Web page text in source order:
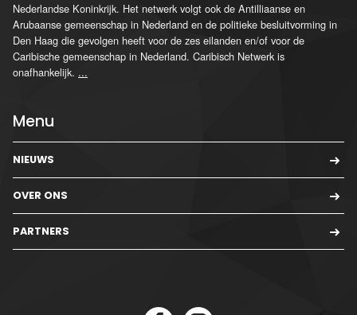
Nederlandse Koninkrijk. Het netwerk volgt ook de Antilliaanse en
Arubaanse gemeenschap in Nederland en de politieke besluitvorming in
Den Haag die gevolgen heeft voor de zes eilanden en/of voor de
Caribische gemeenschap in Nederland. Caribisch Netwerk is
onafhankelijk. ...
Menu
NIEUWS
OVER ONS
PARTNERS